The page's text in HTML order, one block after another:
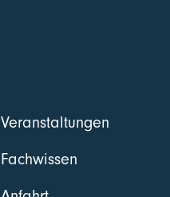
Veranstaltungen
Fachwissen